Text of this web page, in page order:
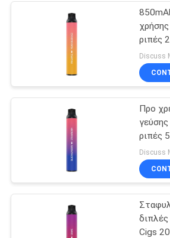
Μίας χρήσης
ηλεκτρονικό
τσιγάρο
χρήσεως
ηλεκτρονικό
τσιγάρο
ριπές
2000
Discuss
Προ
ριπές
λοβός
Discuss
Cigs